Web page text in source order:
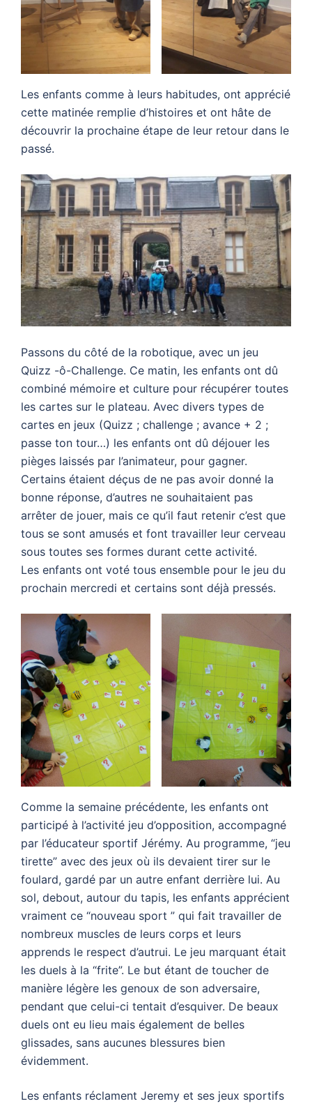
Les enfants comme à leurs habitudes, ont apprécié
cette matinée remplie d’histoires et ont hâte de
découvrir la prochaine étape de leur retour dans le
passé.
Passons du côté de la robotique, avec un jeu
Quizz -ô-Challenge. Ce matin, les enfants ont dû
combiné mémoire et culture pour récupérer toutes
les cartes sur le plateau. Avec divers types de
cartes en jeux (Quizz ; challenge ; avance + 2 ;
passe ton tour…) les enfants ont dû déjouer les
pièges laissés par l’animateur, pour gagner.
Certains étaient déçus de ne pas avoir donné la
bonne réponse, d’autres ne souhaitaient pas
arrêter de jouer, mais ce qu’il faut retenir c’est que
tous se sont amusés et font travailler leur cerveau
sous toutes ses formes durant cette activité.
Les enfants ont voté tous ensemble pour le jeu du
prochain mercredi et certains sont déjà pressés.
Comme la semaine précédente, les enfants ont
participé à l’activité jeu d’opposition, accompagné
par l’éducateur sportif Jérémy. Au programme, “jeu
tirette” avec des jeux où ils devaient tirer sur le
foulard, gardé par un autre enfant derrière lui. Au
sol, debout, autour du tapis, les enfants apprécient
vraiment ce “nouveau sport ” qui fait travailler de
nombreux muscles de leurs corps et leurs
apprends le respect d’autrui. Le jeu marquant était
les duels à la “frite”. Le but étant de toucher de
manière légère les genoux de son adversaire,
pendant que celui-ci tentait d’esquiver. De beaux
duels ont eu lieu mais également de belles
glissades, sans aucunes blessures bien
évidemment.
Les enfants réclament Jeremy et ses jeux sportifs